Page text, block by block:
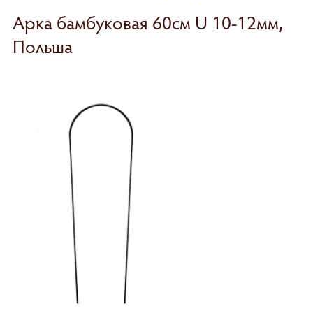
Арка бамбуковая 60см U 10-12мм,
Польша